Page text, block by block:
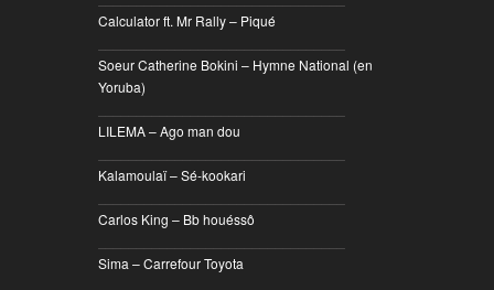
Calculator ft. Mr Rally – Piqué
Soeur Catherine Bokini – Hymne National (en
Yoruba)
LILEMA – Ago man dou
Kalamoulaï – Sé-kookari
Carlos King – Bb houéssô
Sima – Carrefour Toyota